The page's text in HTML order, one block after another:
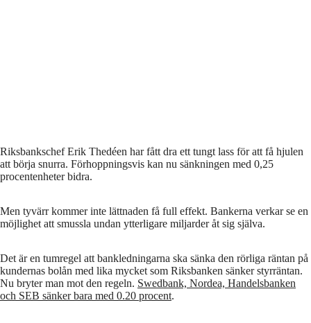
Riksbankschef Erik Thedéen har fått dra ett tungt lass för att få hjulen
att börja snurra. Förhoppningsvis kan nu sänkningen med 0,25
procentenheter bidra.
Men tyvärr kommer inte lättnaden få full effekt. Bankerna verkar se en
möjlighet att smussla undan ytterligare miljarder åt sig själva.
Det är en tumregel att bankledningarna ska sänka den rörliga räntan på
kundernas bolån med lika mycket som Riksbanken sänker styrräntan.
Nu bryter man mot den regeln. Swedbank, Nordea, Handelsbanken
och SEB sänker bara med 0.20 procent.